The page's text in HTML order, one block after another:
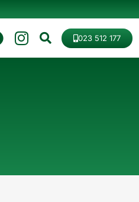
023 512 177